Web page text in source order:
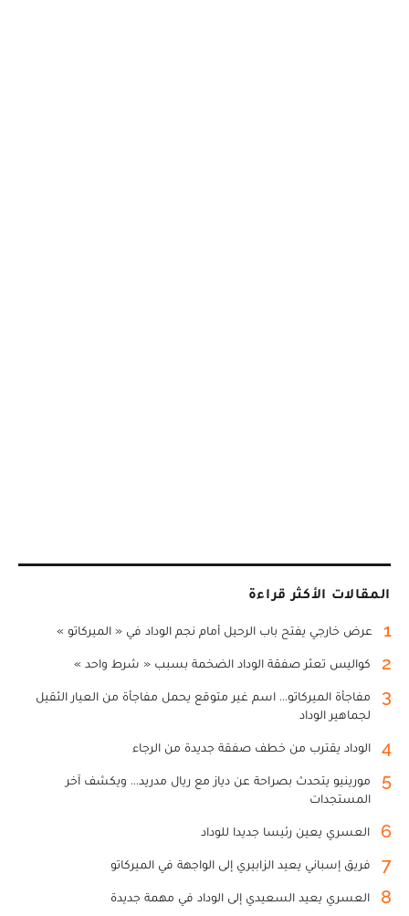
المقالات الأكثر قراءة
1 عرض خارجي يفتح باب الرحيل أمام نجم الوداد في « الميركاتو »
2 كواليس تعثر صفقة الوداد الضخمة بسبب « شرط واحد »
3
مفاجأة الميركاتو... اسم غير متوقع يحمل مفاجأة من العيار الثقيل
لجماهير الوداد
4 الوداد يقترب من خطف صفقة جديدة من الرجاء
5
مورينيو يتحدث بصراحة عن دياز مع ريال مدريد... ويكشف آخر
المستجدات
6 العسري يعين رئيسا جديدا للوداد
7 فريق إسباني يعيد الزابيري إلى الواجهة في الميركاتو
8 العسري يعيد السعيدي إلى الوداد في مهمة جديدة